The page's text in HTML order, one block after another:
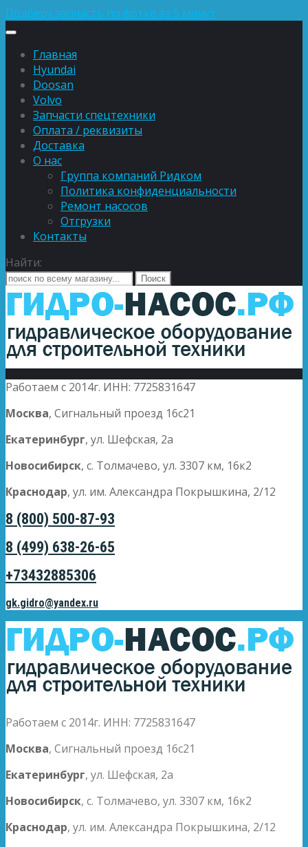
Подберу запчасть по фотке за 5 минут
Главная
Hyundai
Doosan
Volvo
Запчасти спецтехники
Оплата / реквизиты
Доставка
О нас
Группа компаний Ридком
Политика конфиденциальности
Ремонт насосов
Отгрузки
Контакты
Найти:
Работаем с 2014г. ИНН: 7725831647
Москва, Сигнальный проезд 16с21
Екатеринбург, ул. Шефская, 2а
Новосибирск, с. Толмачево, ул. 3307 км, 16к2
Краснодар, ул. им. Александра Покрышкина, 2/12
8 (800) 500-87-93
8 (499) 638-26-65
+73432885306
gk.gidro@yandex.ru
Работаем с 2014г. ИНН: 7725831647
Москва, Сигнальный проезд 16с21
Екатеринбург, ул. Шефская, 2а
Новосибирск, с. Толмачево, ул. 3307 км, 16к2
Краснодар, ул. им. Александра Покрышкина, 2/12